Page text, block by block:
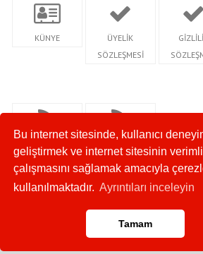
Bu internet sitesinde, kullanıcı
geliştirmek ve internet sitesinin verimli
çalışmasını sağlamak amacıyla
kullanılmaktadır. Ayrıntıları inceleyin
Tamam
KÜNYE
ÜYELİK
SÖZLEŞMESİ
Copyright 2023 © Amasya Postası -
Anasayfa
RSS